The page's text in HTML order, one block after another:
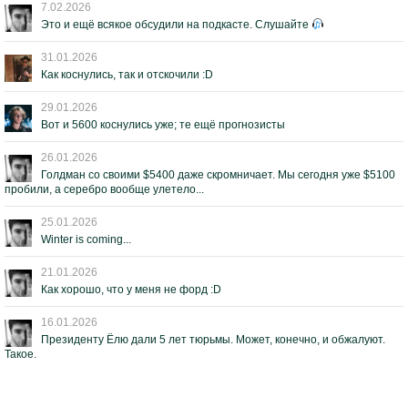
7.02.2026
Это и ещё всякое обсудили на подкасте. Слушайте
31.01.2026
Как коснулись, так и отскочили :D
29.01.2026
Вот и 5600 коснулись уже; те ещё прогнозисты
26.01.2026
Голдман со своими $5400 даже скромничает. Мы сегодня уже $5100
пробили, а серебро вообще улетело...
25.01.2026
Winter is coming...
21.01.2026
Как хорошо, что у меня не форд :D
16.01.2026
Президенту Ёлю дали 5 лет тюрьмы. Может, конечно, и обжалуют.
Такое.